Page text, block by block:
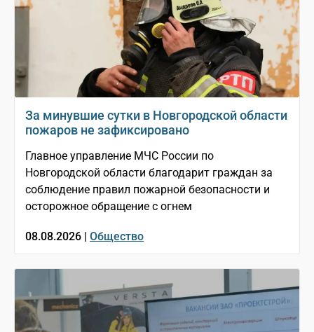
За минувшие сутки в Новгородской области
пожаров не зафиксировано
Главное управление МЧС России по
Новгородской области благодарит граждан за
соблюдение правил пожарной безопасности и
осторожное обращение с огнем
08.08.2026 | Общество